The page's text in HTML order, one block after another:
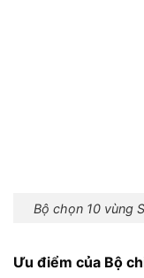
Bộ chọn 10 vùng
Ưu điểm của Bộ